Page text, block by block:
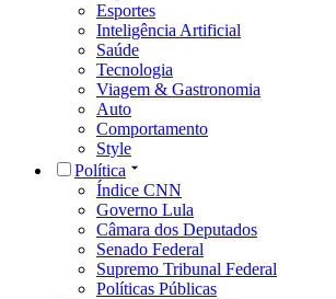
Esportes
Inteligência Artificial
Saúde
Tecnologia
Viagem & Gastronomia
Auto
Comportamento
Style
Política
Índice CNN
Governo Lula
Câmara dos Deputados
Senado Federal
Supremo Tribunal Federal
Políticas Públicas